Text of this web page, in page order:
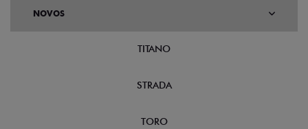
NOVOS
TITANO
STRADA
TORO